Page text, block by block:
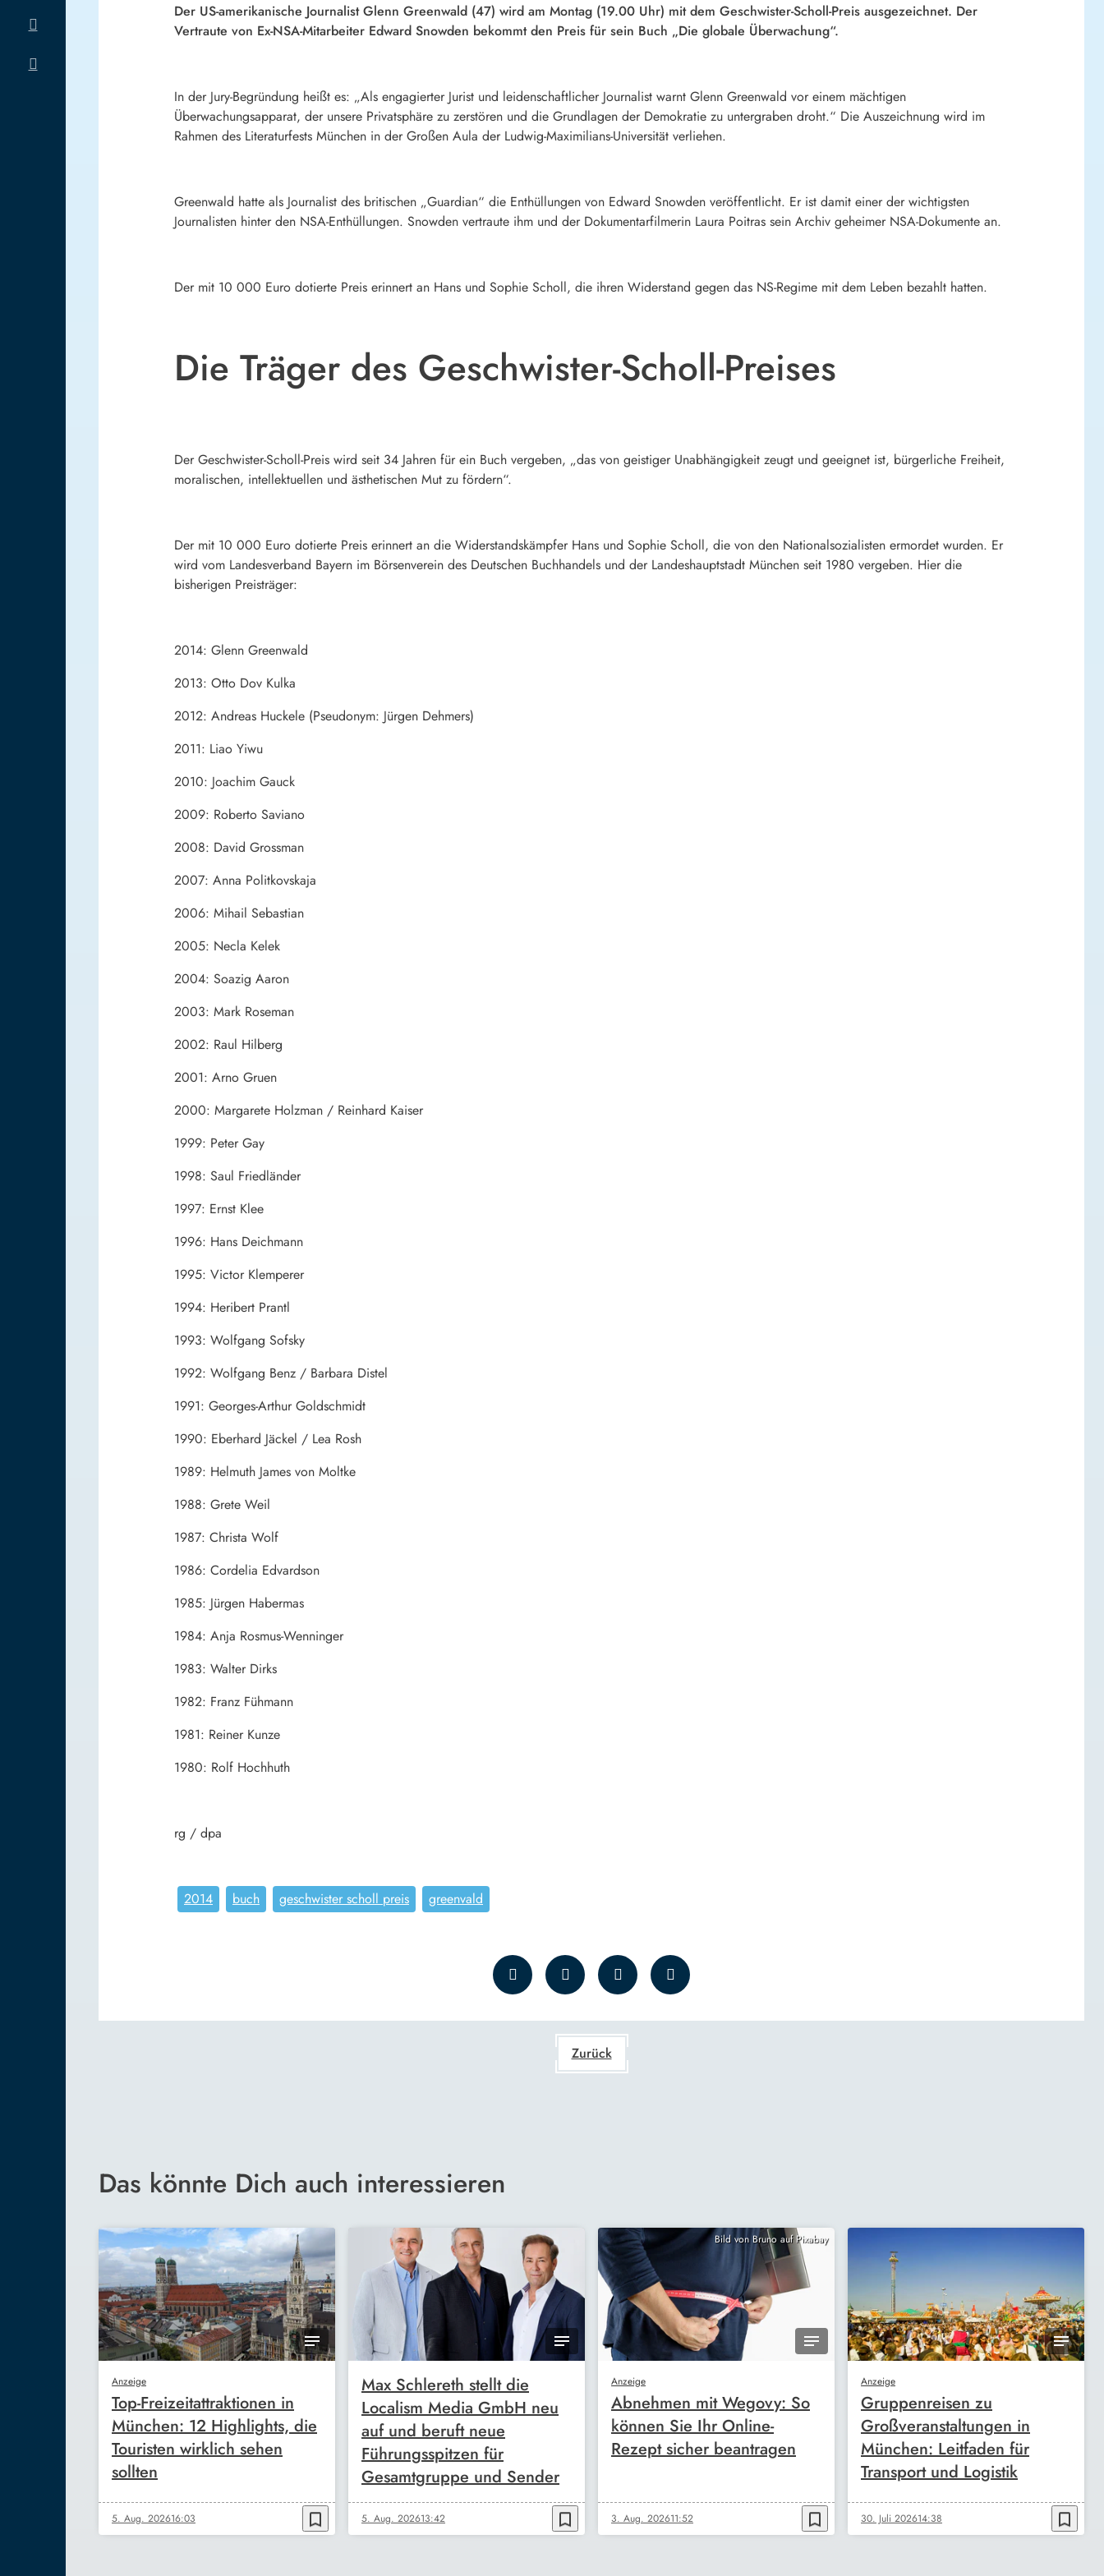
Der US-amerikanische JournalistGlenn Greenwald (47) wird am Montag (19.00 Uhr) mit dem Geschwister-Scholl-Preis ausgezeichnet. Der
Vertraute von Ex-NSA-Mitarbeiter Edward Snowden bekommt den Preis für sein Buch „Die globale Überwachung“.
In der Jury-Begründung heißt es: „Als engagierter Jurist und leidenschaftlicher Journalist warnt Glenn Greenwald vor einem mächtigen
Überwachungsapparat, der unsere Privatsphäre zu zerstören und die Grundlagen der Demokratie zu untergraben droht.“ Die Auszeichnung wird im
Rahmen des Literaturfests München in der Großen Aula der Ludwig-Maximilians-Universität verliehen.
Greenwald hatte als Journalist des britischen „Guardian“ die Enthüllungen von Edward Snowden veröffentlicht. Er ist damit einer der wichtigsten
Journalisten hinter den NSA-Enthüllungen. Snowden vertraute ihm und der Dokumentarfilmerin Laura Poitras sein Archiv geheimer NSA-Dokumente an.
Der mit 10 000 Euro dotierte Preis erinnert an Hans und Sophie Scholl, die ihren Widerstand gegen das NS-Regime mit dem Leben bezahlt hatten.
Die Träger des Geschwister-Scholl-Preises
Der Geschwister-Scholl-Preis wird seit 34 Jahren für ein Buch vergeben, „das von geistiger Unabhängigkeit zeugt und geeignet ist, bürgerliche Freiheit,
moralischen, intellektuellen und ästhetischen Mut zu fördern“.
Der mit 10 000 Euro dotierte Preis erinnert an die Widerstandskämpfer Hans und Sophie Scholl, die von den Nationalsozialisten ermordet wurden. Er
wird vom Landesverband Bayern im Börsenverein des Deutschen Buchhandels und der Landeshauptstadt München seit 1980 vergeben. Hier die
bisherigen Preisträger:
2014: Glenn Greenwald
2013: Otto Dov Kulka
2012: Andreas Huckele (Pseudonym: Jürgen Dehmers)
2011: Liao Yiwu
2010: Joachim Gauck
2009: Roberto Saviano
2008: David Grossman
2007: Anna Politkovskaja
2006: Mihail Sebastian
2005: Necla Kelek
2004: Soazig Aaron
2003: Mark Roseman
2002: Raul Hilberg
2001: Arno Gruen
2000: Margarete Holzman / Reinhard Kaiser
1999: Peter Gay
1998: Saul Friedländer
1997: Ernst Klee
1996: Hans Deichmann
1995: Victor Klemperer
1994: Heribert Prantl
1993: Wolfgang Sofsky
1992: Wolfgang Benz / Barbara Distel
1991: Georges-Arthur Goldschmidt
1990: Eberhard Jäckel / Lea Rosh
1989: Helmuth James von Moltke
1988: Grete Weil
1987: Christa Wolf
1986: Cordelia Edvardson
1985: Jürgen Habermas
1984: Anja Rosmus-Wenninger
1983: Walter Dirks
1982: Franz Fühmann
1981: Reiner Kunze
1980: Rolf Hochhuth
rg / dpa
2014 buch geschwister scholl preis greenvald
Zurück
Das könnte Dich auch interessieren
Anzeige
Top-Freizeitattraktionen in
München: 12 Highlights, die
Touristen wirklich sehen
sollten
5. Aug. 202616:03 bookmark_border
Max Schlereth stellt die
Localism Media GmbH neu
auf und beruft neue
Führungsspitzen für
Gesamtgruppe und Sender
5. Aug. 202613:42 bookmark_border
Bild von Bruno auf Pixabay
Anzeige
Abnehmen mit Wegovy: So
können Sie Ihr Online-
Rezept sicher beantragen
3. Aug. 202611:52 bookmark_border
Anzeige
Gruppenreisen zu
Großveranstaltungen in
München: Leitfaden für
Transport und Logistik
30. Juli 202614:38 bookmark_border